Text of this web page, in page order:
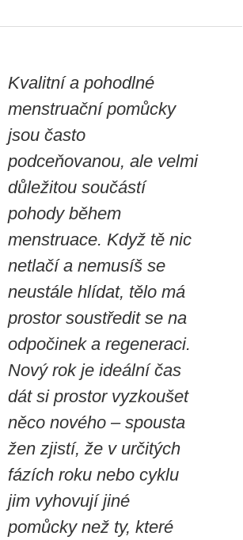
Kvalitní a pohodlné
menstruační pomůcky
jsou často
podceňovanou, ale velmi
důležitou součástí
pohody během
menstruace. Když tě nic
netlačí a nemusíš se
neustále hlídat, tělo má
prostor soustředit se na
odpočinek a regeneraci.
Nový rok je ideální čas
dát si prostor vyzkoušet
něco nového – spousta
žen zjistí, že v určitých
fázích roku nebo cyklu
jim vyhovují jiné
pomůcky než ty, které